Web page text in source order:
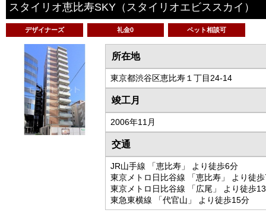
スタイリオ恵比寿SKY （スタイリオエビススカイ）
デザイナーズ 礼金0 ペット相談可
所在地
東京都渋谷区恵比寿１丁目24-14
竣工月
2006年11月
交通
JR山手線 「恵比寿」 より徒歩6分
東京メトロ日比谷線 「恵比寿」 より徒
東京メトロ日比谷線 「広尾」 より徒歩
東急東横線 「代官山」 より徒歩15分